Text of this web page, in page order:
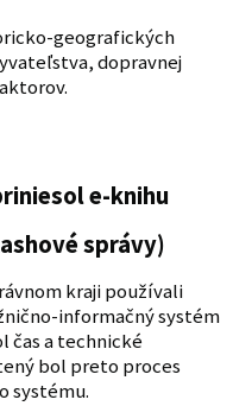
geografických
dopravnej
e-knihu
správy)
kraji používali
informačný systém
čas a technické
bol preto proces
systému.